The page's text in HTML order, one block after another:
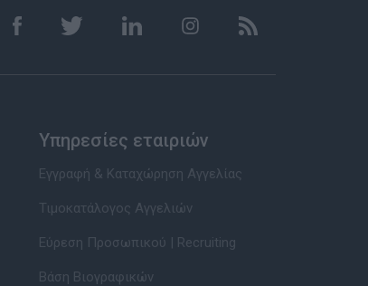
Υπηρεσίες εταιριών
Εγγραφή & Καταχώρηση Αγγελίας
Τιμοκατάλογος Αγγελιών
Εύρεση Προσωπικού | Recruiting
Βάση Βιογραφικών